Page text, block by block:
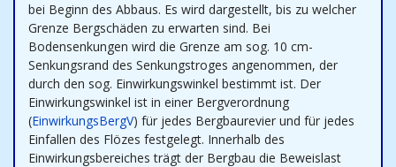
bei Beginn des Abbaus. Es wird dargestellt, bis zu welcher
Grenze Bergschäden zu erwarten sind. Bei
Bodensenkungen wird die Grenze am sog. 10 cm-
Senkungsrand des Senkungstroges angenommen, der
durch den sog. Einwirkungswinkel bestimmt ist. Der
Einwirkungswinkel ist in einer Bergverordnung
(EinwirkungsBergV) für jedes Bergbaurevier und für jedes
Einfallen des Flözes festgelegt. Innerhalb des
Einwirkungsbereiches trägt der Bergbau die Beweislast